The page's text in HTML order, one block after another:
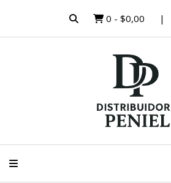
0 - $0,00